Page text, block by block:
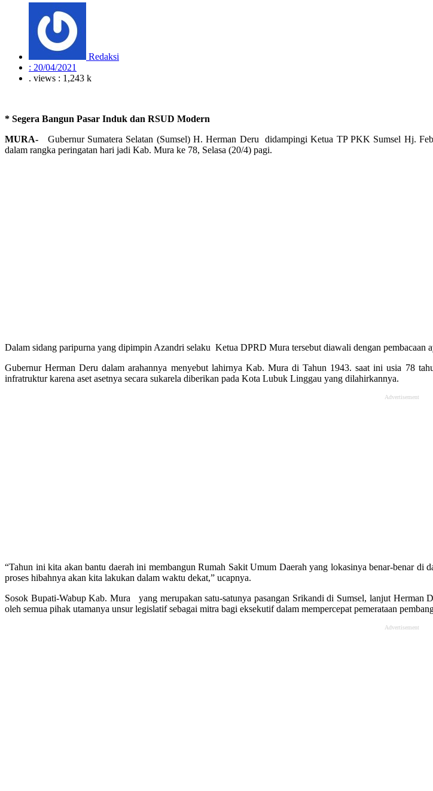
Redaksi
: 20/04/2021
. views : 1,243 k
* Segera Bangun Pasar Induk dan RSUD Modern
MURA-
Gubernur Sumatera Selatan (Sumsel) H. Herman Deru didampingi Ketua TP PKK Sumsel Hj.
dalam rangka peringatan hari jadi Kab. Mura ke 78, Selasa (20/4) pagi.
Dalam sidang paripurna yang dipimpin Azandri selaku Ketua DPRD Mura tersebut diawali dengan pembacaan
Gubernur Herman Deru dalam arahannya menyebut lahirnya Kab. Mura di Tahun 1943. saat ini usia 78
infratruktur karena aset asetnya secara sukarela diberikan pada Kota Lubuk Linggau yang dilahirkannya.
Advertisement
“Tahun ini kita akan bantu daerah ini membangun Rumah Sakit Umum Daerah yang lokasinya benar-benar
proses hibahnya akan kita lakukan dalam waktu dekat,” ucapnya.
Sosok Bupati-Wabup Kab. Mura yang merupakan satu-satunya pasangan Srikandi di Sumsel, lanjut Herman
oleh semua pihak utamanya unsur legislatif sebagai mitra bagi eksekutif dalam mempercepat pemerataan
Advertisement